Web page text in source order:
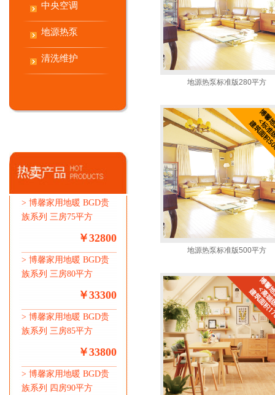
中央空调
地源热泵
清洗维护
> 博馨家用地暖 BGD贵
族系列 三房75平方
￥32800
> 博馨家用地暖 BGD贵
族系列 三房80平方
￥33300
> 博馨家用地暖 BGD贵
族系列 三房85平方
￥33800
> 博馨家用地暖 BGD贵
族系列 四房90平方
地源热泵标准版280平方
地源热泵标准版500平方